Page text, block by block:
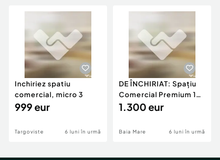
Inchiriez spatiu
comercial, micro 3
999 eur
Targoviste 6 luni în urmă
DE ÎNCHIRIAT: Spațiu
Comercial Premium 146
mp – Vizibili
1.300 eur
Baia Mare 6 luni în urmă